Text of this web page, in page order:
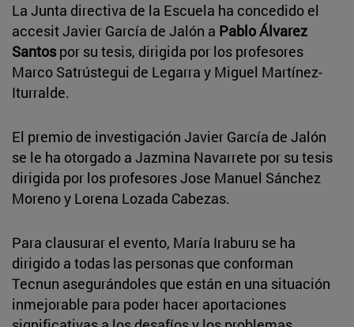
La Junta directiva de la Escuela ha concedido el
accesit Javier García de Jalón a Pablo Álvarez
Santospor su tesis, dirigida por los profesores
Marco Satrústegui de Legarra y Miguel Martínez-
Iturralde.
El premio de investigación Javier García de Jalón
se le ha otorgado a Jazmina Navarrete por su tesis
dirigida por los profesores Jose Manuel Sánchez
Moreno y Lorena Lozada Cabezas.
Para clausurar el evento, María Iraburu se ha
dirigido a todas las personas que conforman
Tecnun asegurándoles que están en una situación
inmejorable para poder hacer aportaciones